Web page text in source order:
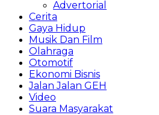
Advertorial
Cerita
Gaya Hidup
Musik Dan Film
Olahraga
Otomotif
Ekonomi Bisnis
Jalan Jalan GEH
Video
Suara Masyarakat